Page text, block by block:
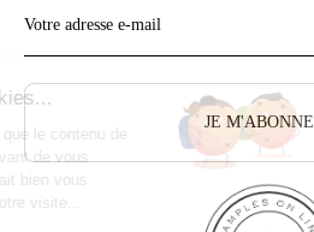
JE M'ABONNE